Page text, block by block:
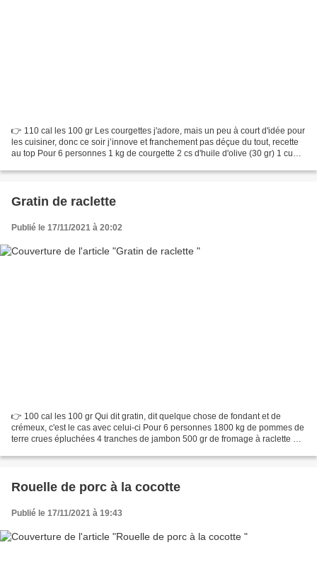
👉 110 cal les 100 gr Les courgettes j'adore, mais un peu à court d'idée pour
les cuisiner, donc ce soir j’innove et franchement pas déçue du tout, recette
au top Pour 6 personnes 1 kg de courgette 2 cs d'huile d'olive (30 gr) 1 cube
Gratin de raclette
Publié le 17/11/2021 à 20:02
👉 100 cal les 100 gr Qui dit gratin, dit quelque chose de fondant et de
crémeux, c'est le cas avec celui-ci Pour 6 personnes 1800 kg de pommes de
terre crues épluchées 4 tranches de jambon 500 gr de fromage à raclette 60
Rouelle de porc à la cocotte
Publié le 17/11/2021 à 19:43